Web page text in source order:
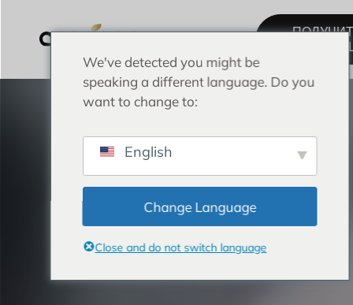
We've detected you might be
speaking a different language. Do you
want to change to:
English
Change Language
Close and do not switch language